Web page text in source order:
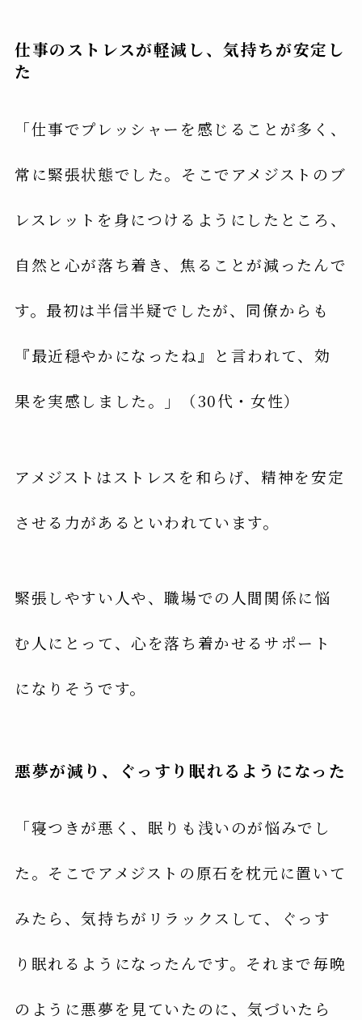
仕事のストレスが軽減し、気持ちが安定し
た
「仕事でプレッシャーを感じることが多く、
常に緊張状態でした。そこでアメジストのブ
レスレットを身につけるようにしたところ、
自然と心が落ち着き、焦ることが減ったんで
す。最初は半信半疑でしたが、同僚からも
『最近穏やかになったね』と言われて、効
果を実感しました。」（30代・女性）
アメジストはストレスを和らげ、精神を安定
させる力があるといわれています。
緊張しやすい人や、職場での人間関係に悩
む人にとって、心を落ち着かせるサポート
になりそうです。
悪夢が減り、ぐっすり眠れるようになった
「寝つきが悪く、眠りも浅いのが悩みでし
た。そこでアメジストの原石を枕元に置いて
みたら、気持ちがリラックスして、ぐっす
り眠れるようになったんです。それまで毎晩
のように悪夢を見ていたのに、気づいたら